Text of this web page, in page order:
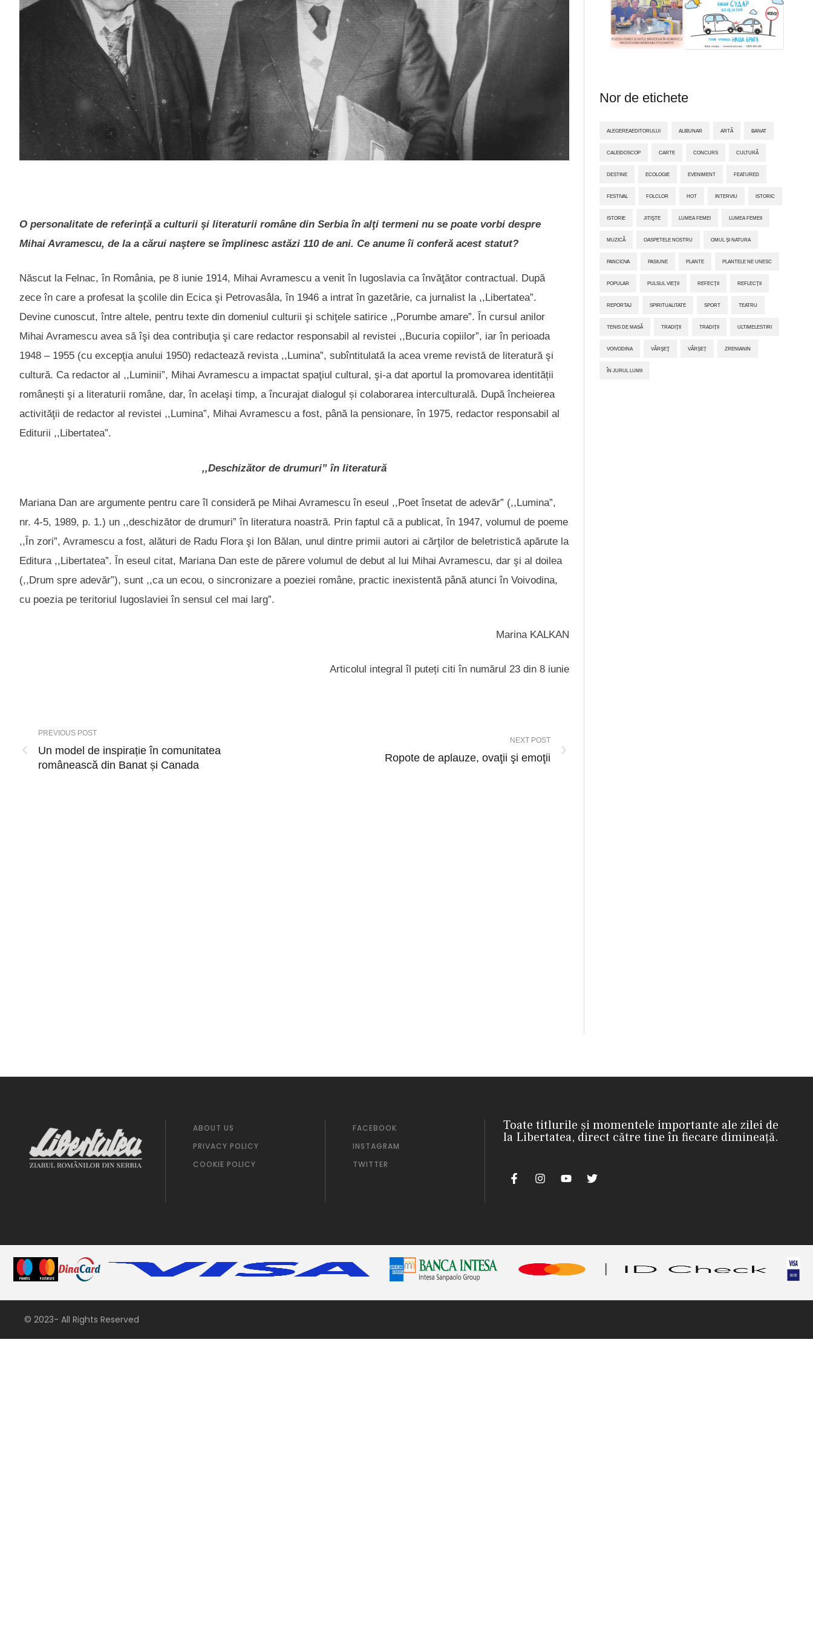
O personalitate de referinţă a culturii şi literaturii române din Serbia în alţi termeni nu se poate vorbi despre
Mihai Avramescu, de la a cărui naştere se împlinesc astăzi 110 de ani. Ce anume îi conferă acest statut?
Născut la Felnac, în România, pe 8 iunie 1914, Mihai Avramescu a venit în Iugoslavia ca învăţător contractual. După
zece în care a profesat la şcolile din Ecica şi Petrovasâla, în 1946 a intrat în gazetărie, ca jurnalist la ,,Libertatea”.
Devine cunoscut, între altele, pentru texte din domeniul culturii şi schiţele satirice ,,Porumbe amare”. În cursul anilor
Mihai Avramescu avea să îşi dea contribuţia şi care redactor responsabil al revistei ,,Bucuria copiilor”, iar în perioada
1948 – 1955 (cu excepţia anului 1950) redactează revista ,,Lumina”, subîntitulată la acea vreme revistă de literatură şi
cultură. Ca redactor al ,,Luminii”, Mihai Avramescu a impactat spaţiul cultural, şi-a dat aportul la promovarea identității
românești şi a literaturii române, dar, în acelaşi timp, a încurajat dialogul și colaborarea interculturală. După încheierea
activităţii de redactor al revistei ,,Lumina”, Mihai Avramescu a fost, până la pensionare, în 1975, redactor responsabil al
Editurii ,,Libertatea”.
,,Deschizător de drumuri” în literatură
Mariana Dan are argumente pentru care îl consideră pe Mihai Avramescu în eseul ,,Poet însetat de adevăr” (,,Lumina”,
nr. 4-5, 1989, p. 1.) un ,,deschizător de drumuri” în literatura noastră. Prin faptul că a publicat, în 1947, volumul de poeme
,,În zori”, Avramescu a fost, alături de Radu Flora şi Ion Bălan, unul dintre primii autori ai cărţilor de beletristică apărute la
Editura ,,Libertatea”. În eseul citat, Mariana Dan este de părere volumul de debut al lui Mihai Avramescu, dar şi al doilea
(,,Drum spre adevăr”), sunt ,,ca un ecou, o sincronizare a poeziei române, practic inexistentă până atunci în Voivodina,
cu poezia pe teritoriul Iugoslaviei în sensul cel mai larg”.
Marina KALKAN
Articolul integral îl puteți citi în numărul 23 din 8 iunie
PREVIOUS POST
Un model de inspirație în comunitatea
românească din Banat și Canada
NEXT POST
Ropote de aplauze, ovaţii şi emoţii
Nor de etichete
ALEGEREAEDITORULUI ALIBUNAR ARTĂ BANAT
CALEIDOSCOP CARTE CONCURS CULTURĂ
DESTINE ECOLOGIE EVENIMENT FEATURED
FESTIVAL FOLCLOR HOT INTERVIU ISTORIC
ISTORIE JITIŞTE LUMEA FEMEI LUMEA FEMEII
MUZICĂ OASPETELE NOSTRU OMUL ȘI NATURA
PANCIOVA PASIUNE PLANTE PLANTELE NE UNESC
POPULAR PULSUL VIEȚII REFECȚII REFLECȚII
REPORTAJ SPIRITUALITATE SPORT TEATRU
TENIS DE MASĂ TRADIŢII TRADIȚII ULTIMELESTIRI
VOIVODINA VÂRŞEŢ VÂRȘEȚ ZRENIANIN
ÎN JURUL LUMII
ABOUT US
PRIVACY POLICY
COOKIE POLICY
FACEBOOK
INSTAGRAM
TWITTER
Toate titlurile și momentele importante ale zilei de
la Libertatea, direct către tine în fiecare dimineață.
© 2023- All Rights Reserved